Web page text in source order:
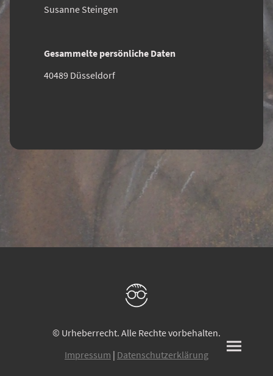
Susanne Steingen
Gesammelte persönliche Daten
40489 Düsseldorf
© Urheberrecht. Alle Rechte vorbehalten.
Impressum | Datenschutzerklärung